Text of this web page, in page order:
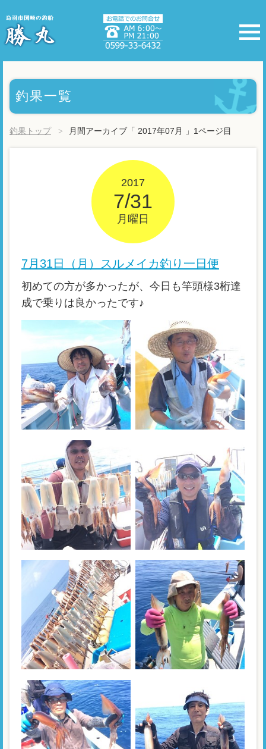
釣果一覧
釣果トップ 月間アーカイブ「 2017年07月 」1ページ目
2017
7/31
月曜日
7月31日（月）スルメイカ釣り一日便
初めての方が多かったが、今日も竿頭様3桁達
成で乗りは良かったです♪